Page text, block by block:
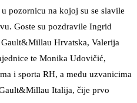
pozornicu na kojoj su se slavile
Goste su pozdravile Ingrid
Hrvatska, Valerija
te Monika Udovičić,
i sporta RH, a među uzvanicima
Italija, čije prvo